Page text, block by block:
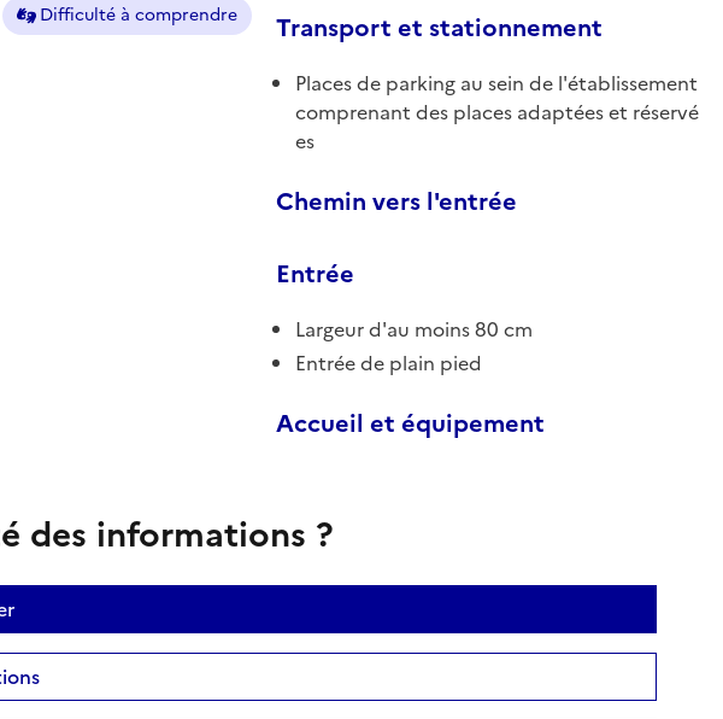
Difficulté à comprendre Transport et stationnement
Places de parking au sein de l'établissement
comprenant des places adaptées et réservé
es
Chemin vers l'entrée
Entrée
Largeur d'au moins 80 cm
Entrée de plain pied
Accueil et équipement
des informations ?